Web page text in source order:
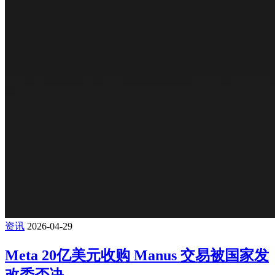
资讯 2026-04-29
Meta 20亿美元收购 Manus 交易被国家发